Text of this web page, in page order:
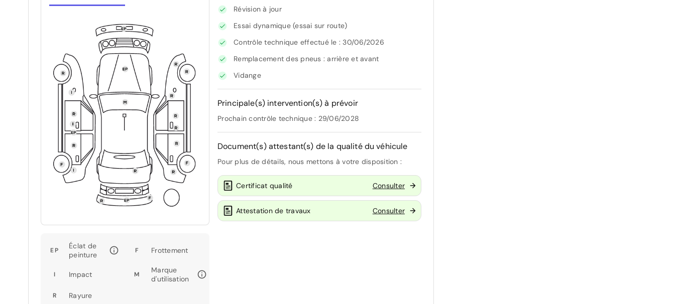
EP
Éclat de
peinture
F Frottement
I Impact M
Marque
d'utilisation
R Rayure
Révision à jour
Essai dynamique (essai sur route)
Contrôle technique effectué le : 30/06/2026
Remplacement des pneus : arrière et avant
Vidange
Principale(s) intervention(s) à prévoir
Prochain contrôle technique : 29/06/2028
Document(s) attestant(s) de la qualité du véhicule
Pour plus de détails, nous mettons à votre disposition :
Certificat qualité Consulter
Attestation de travaux Consulter